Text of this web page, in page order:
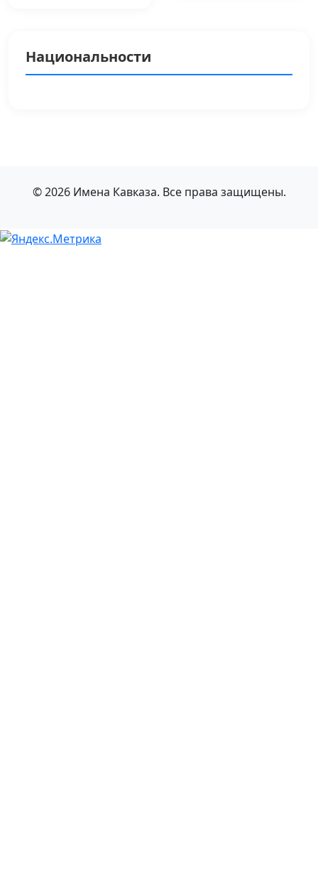
Национальности
© 2026 Имена Кавказа. Все права защищены.